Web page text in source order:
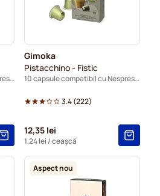
10 capsule compatibil cu Nespresso®
Gimoka
Pistacchino - Fistic
10 capsule compatibil cu Nespresso®
3.4(222)
12,35 lei
1,24 lei / ceașcă
Aspect nou